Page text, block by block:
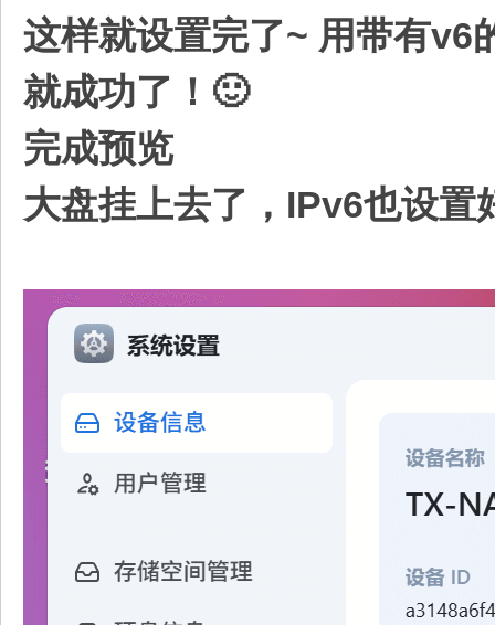
这样就设置完了~ 用带有
就成功了！🙂
完成预览
大盘挂上去了，IPv6也设置